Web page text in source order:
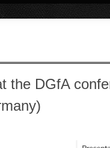
the DGfA